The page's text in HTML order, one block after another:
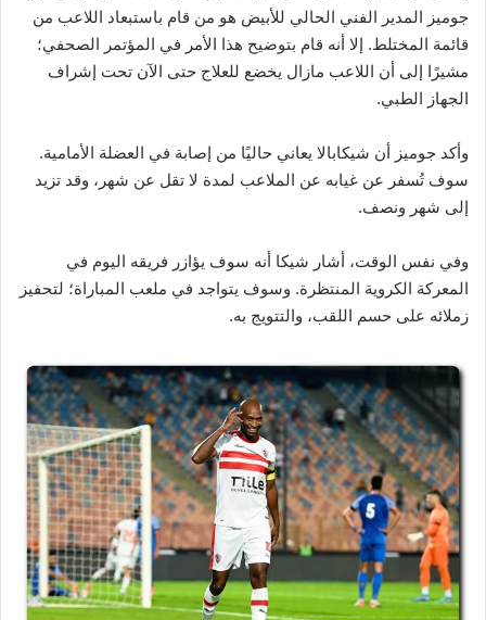
جوميز المدير الفني الحالي للأبيض هو من قام باستبعاد اللاعب من
قائمة المختلط. إلا أنه قام بتوضيح هذا الأمر في المؤتمر الصحفي؛
مشيرًا إلى أن اللاعب مازال يخضع للعلاج حتى الآن تحت إشراف
الجهاز الطبي.
وأكد جوميز أن شيكابالا يعاني حاليًا من إصابة في العضلة الأمامية.
سوف تُسفر عن غيابه عن الملاعب لمدة لا تقل عن شهر، وقد تزيد
إلى شهر ونصف.
وفي نفس الوقت، أشار شيكا أنه سوف يؤازر فريقه اليوم في
المعركة الكروية المنتظرة. وسوف يتواجد في ملعب المباراة؛ لتحفيز
زملائه على حسم اللقب، والتتويج به.